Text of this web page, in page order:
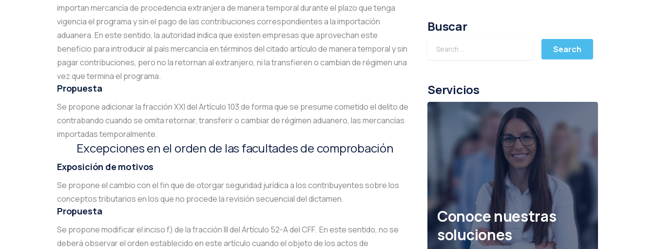
importan mercancía de procedencia extranjera de manera temporal durante el plazo que tenga
vigencia el programa y sin el pago de las contribuciones correspondientes a la importación
aduanera. En este sentido, la autoridad indica que existen empresas que aprovechan este
beneficio para introducir al país mercancía en términos del citado artículo de manera temporal y sin
pagar contribuciones, pero no la retornan al extranjero, ni la transfieren o cambian de régimen una
vez que termina el programa.
Propuesta
Se propone adicionar la fracción XXI del Artículo 103 de forma que se presume cometido el delito de
contrabando cuando se omita retornar, transferir o cambiar de régimen aduanero, las mercancías
importadas temporalmente.
Excepciones en el orden de las facultades de comprobación
Exposición de motivos
Se propone el cambio con el fin que de otorgar seguridad jurídica a los contribuyentes sobre los
conceptos tributarios en los que no procede la revisión secuencial del dictamen.
Propuesta
Se propone modificar el inciso f) de la fracción III del Artículo 52-A del CFF. En este sentido, no se
deberá observar el orden establecido en este artículo cuando el objeto de los actos de
Buscar
Servicios
Conoce nuestras
soluciones